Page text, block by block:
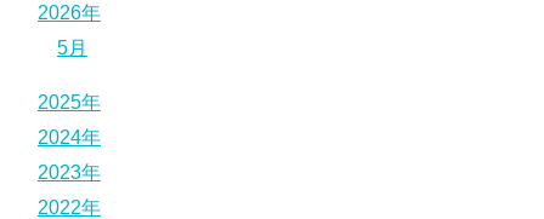
2026年
5月
2025年
2024年
2023年
2022年